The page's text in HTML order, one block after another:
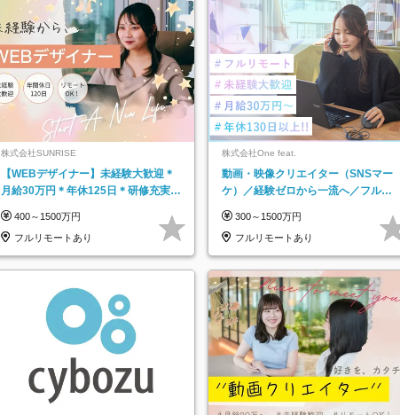
株式会社SUNRISE
【WEBデザイナー】未経験大歓迎＊
月給30万円＊年休125日＊研修充実＊
400～1500万円
フルリモートあり
株式会社One feat.
動画・映像クリエイター（SNSマー
ケ）／経験ゼロから一流へ／フルリ
日以上
300～1500万円
フルリモートあり